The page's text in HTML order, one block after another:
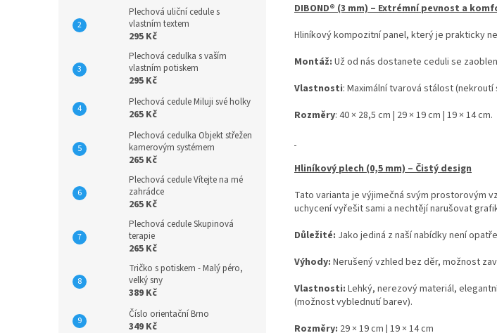
Plechová uliční cedule s
vlastním textem
295 Kč
Plechová cedulka s vaším
vlastním potiskem
295 Kč
Plechová cedule Miluji své holky
265 Kč
Plechová cedulka Objekt střežen
kamerovým systémem
265 Kč
Plechová cedule Vítejte na mé
zahrádce
265 Kč
Plechová cedule Skupinová
terapie
265 Kč
Tričko s potiskem - Malý péro,
velký sny
389 Kč
Číslo orientační Brno
349 Kč
DIBOND® (3 mm) – Extrémní pevnost a
Hliníkový kompozitní panel, který je prakticky
Montáž: Už od nás dostanete ceduli se
Vlastnosti: Maximální tvarová stálost
Rozměry: 40 × 28,5 cm | 29 × 19 cm | 19 × 14 cm.
Hliníkový plech (0,5 mm) – Čistý design
Tato varianta je výjimečná svým prostorovým
uchycení vyřešit sami a nechtějí narušovat
Důležité: Jako jediná z naší nabídky není
Výhody: Nerušený vzhled bez děr, možnost
Vlastnosti: Lehký, nerezový materiál,
(možnost vyblednutí barev).
Rozměry: 29 × 19 cm | 19 × 14 cm